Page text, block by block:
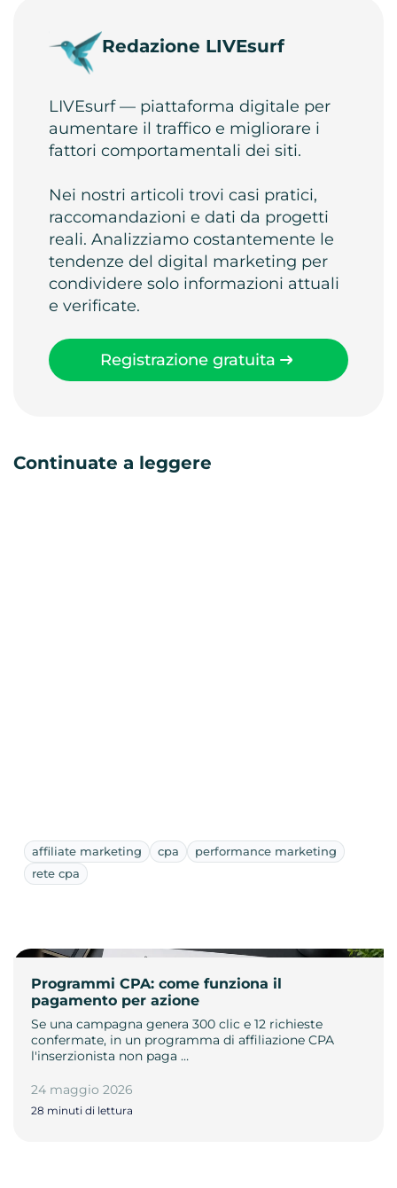
Redazione LIVEsurf
LIVEsurf — piattaforma digitale per
aumentare il traffico e migliorare i
fattori comportamentali dei siti.
Nei nostri articoli trovi casi pratici,
raccomandazioni e dati da progetti
reali. Analizziamo costantemente le
tendenze del digital marketing per
condividere solo informazioni attuali
e verificate.
Registrazione gratuita
Continuate a leggere
affiliate marketing cpa
performance marketing
rete cpa
Programmi CPA: come funziona il
pagamento per azione
Se una campagna genera 300 clic e 12 richieste
confermate, in un programma di affiliazione CPA
l'inserzionista non paga …
24 maggio 2026
28 minuti di lettura